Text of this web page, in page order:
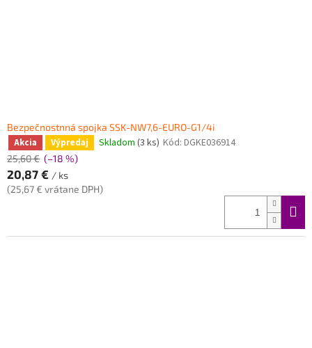
Bezpečnostnná spojka SSK-NW7,6-EURO-G1/4i
Akcia Výpredaj Skladom (3 ks) Kód: DGKE036914
25,60 € (–18 %)
20,87 € / ks
(25,67 € vrátane DPH)